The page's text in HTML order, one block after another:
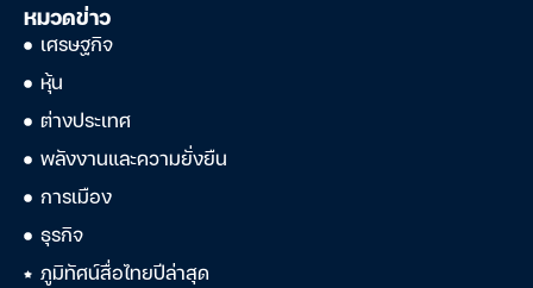
หมวดข่าว
เศรษฐกิจ
หุ้น
ต่างประเทศ
พลังงานและความยั่งยืน
การเมือง
ธุรกิจ
ภูมิทัศน์สื่อไทยปีล่าสุด